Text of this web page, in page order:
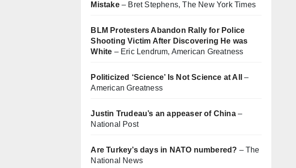
Mistake– Bret Stephens, The New York Times
BLM Protesters Abandon Rally for Police
Shooting Victim After Discovering He was
White – Eric Lendrum, American Greatness
Politicized ‘Science’ Is Not Science at All
–
American Greatness
Justin Trudeau’s an appeaser of China–
National Post
Are Turkey’s days in NATO numbered? – The
National News